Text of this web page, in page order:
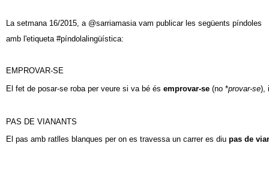
La setmana 16/2015, a @sarriamasia vam publicar les següents píndoles
amb l'etiqueta #píndolalingüística:
EMPROVAR-SE
El fet de posar-se roba per veure si va bé és emprovar-se (no *provar-se),
PAS DE VIANANTS
El pas amb ratlles blanques per on es travessa un carrer es diu pas de